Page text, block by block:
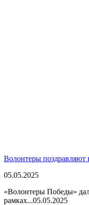
Волонтеры поздравляют
05.05.2025
«Волонтеры Победы»
рамках...05.05.2025